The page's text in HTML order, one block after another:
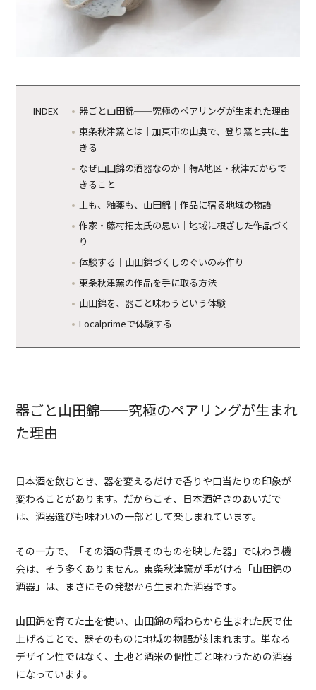
器ごと山田錦──究極のペアリングが生まれた理由
東条秋津窯とは｜加東市の山奥で、登り窯と共に生
きる
なぜ山田錦の酒器なのか｜特A地区・秋津だからで
きること
土も、釉薬も、山田錦｜作品に宿る地域の物語
作家・藤村拓太氏の思い｜地域に根ざした作品づく
り
体験する｜山田錦づくしのぐいのみ作り
東条秋津窯の作品を手に取る方法
山田錦を、器ごと味わうという体験
Localprimeで体験する
器ごと山田錦──究極のペアリングが生まれ
た理由
日本酒を飲むとき、器を変えるだけで香りや口当たりの印象が
変わることがあります。だからこそ、日本酒好きのあいだで
は、酒器選びも味わいの一部として楽しまれています。
その一方で、「その酒の背景そのものを映した器」で味わう機
会は、そう多くありません。東条秋津窯が手がける「山田錦の
酒器」は、まさにその発想から生まれた酒器です。
山田錦を育てた土を使い、山田錦の稲わらから生まれた灰で仕
上げることで、器そのものに地域の物語が刻まれます。単なる
デザイン性ではなく、土地と酒米の個性ごと味わうための酒器
になっています。